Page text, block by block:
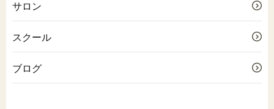
サロン
スクール
ブログ